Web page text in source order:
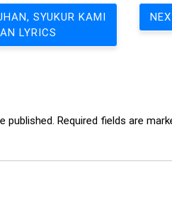
SYUKUR KAMI
LYRICS
published. Required fields are